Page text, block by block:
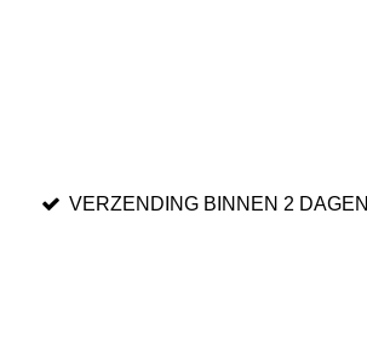
VERZENDING BINNEN 2 DAGEN